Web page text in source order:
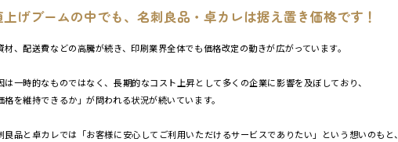
げブームの中でも、名刺良品・卓カレは据え置き価格です！
材、配送費などの高騰が続き、印刷業界全体でも価格改定の動きが広がっています。
は一時的なものではなく、長期的なコスト上昇として多くの企業に影響を及ぼしており、
格を維持できるか」が問われる状況が続いています。
良品と卓カレでは「お客様に安心してご利用いただけるサービスでありたい」という想いのもと、